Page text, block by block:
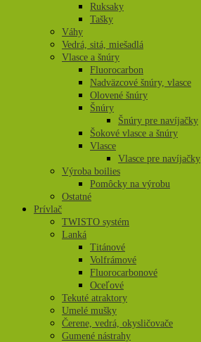
Ruksaky
Tašky
Váhy
Vedrá, sitá, miešadlá
Vlasce a šnúry
Fluorocarbon
Nadväzcové šnúry, vlasce
Olovené šnúry
Šnúry
Šnúry pre navíjačky
Šokové vlasce a šnúry
Vlasce
Vlasce pre navíjačky
Výroba boilies
Pomôcky na výrobu
Ostatné
Prívlač
TWISTO systém
Lanká
Titánové
Volfrámové
Fluorocarbonové
Oceľové
Tekuté atraktory
Umelé mušky
Čerene, vedrá, okysličovače
Gumené nástrahy